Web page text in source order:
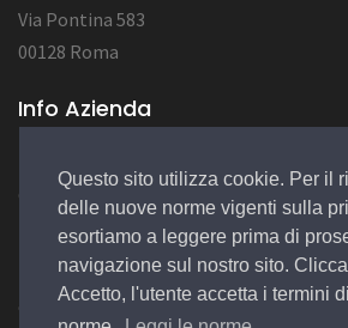
Questo sito utilizza cookie. Per il
delle nuove norme vigenti sulla
esortiamo a leggere prima di
navigazione sul nostro sito.
Accetto, l'utente accetta i termini
Via Pontina 583
00128 Roma
Info Azienda
CAP.SOC. 10.400,00
N° REA RM-969991-
© 2022 Design byEGSoft